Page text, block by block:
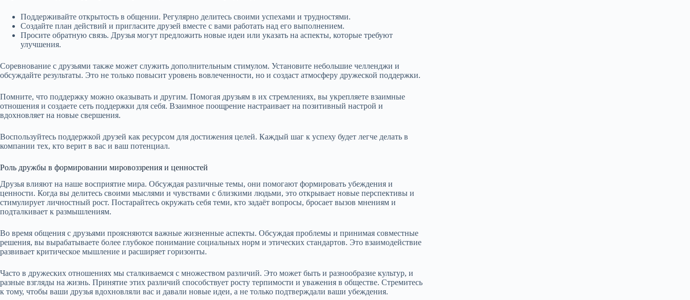
Поддерживайте открытость в общении. Регулярно делитесь своими успехами и трудностями.
Создайте план действий и пригласите друзей вместе с вами работать над его выполнением.
Просите обратную связь. Друзья могут предложить новые идеи или указать на аспекты, которые требуют
улучшения.
Соревнование с друзьями также может служить дополнительным стимулом. Установите небольшие челленджи и
обсуждайте результаты. Это не только повысит уровень вовлеченности, но и создаст атмосферу дружеской поддержки.
Помните, что поддержку можно оказывать и другим. Помогая друзьям в их стремлениях, вы укрепляете взаимные
отношения и создаете сеть поддержки для себя. Взаимное поощрение настраивает на позитивный настрой и
вдохновляет на новые свершения.
Воспользуйтесь поддержкой друзей как ресурсом для достижения целей. Каждый шаг к успеху будет легче делать в
компании тех, кто верит в вас и ваш потенциал.
Роль дружбы в формировании мировоззрения и ценностей
Друзья влияют на наше восприятие мира. Обсуждая различные темы, они помогают формировать убеждения и
ценности. Когда вы делитесь своими мыслями и чувствами с близкими людьми, это открывает новые перспективы и
стимулирует личностный рост. Постарайтесь окружать себя теми, кто задаёт вопросы, бросает вызов мнениям и
подталкивает к размышлениям.
Во время общения с друзьями проясняются важные жизненные аспекты. Обсуждая проблемы и принимая совместные
решения, вы вырабатываете более глубокое понимание социальных норм и этических стандартов. Это взаимодействие
развивает критическое мышление и расширяет горизонты.
Часто в дружеских отношениях мы сталкиваемся с множеством различий. Это может быть и разнообразие культур, и
разные взгляды на жизнь. Принятие этих различий способствует росту терпимости и уважения в обществе. Стремитесь
к тому, чтобы ваши друзья вдохновляли вас и давали новые идеи, а не только подтверждали ваши убеждения.